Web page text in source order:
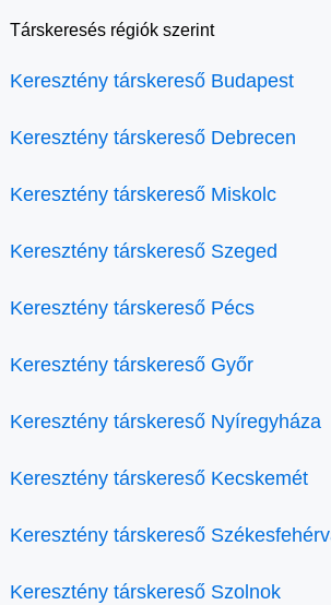
Társkeresés régiók szerint
Keresztény társkereső Budapest
Keresztény társkereső Debrecen
Keresztény társkereső Miskolc
Keresztény társkereső Szeged
Keresztény társkereső Pécs
Keresztény társkereső Győr
Keresztény társkereső Nyíregyháza
Keresztény társkereső Kecskemét
Keresztény társkereső
Keresztény társkereső Szolnok